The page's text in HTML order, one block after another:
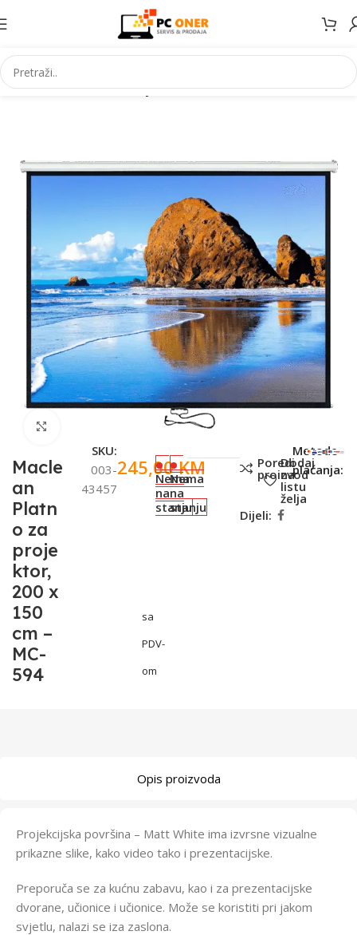
Početna Elektronika Projektori
Macle
an
Platn
o za
proje
ktor,
200 x
150
cm –
MC-
594
SKU:
003-
43457
245,00KM
sa
PDV-
om
Nema
na
stanju
Nema
na
stanju
Poredi
proizvod
Dodaj
na
listu
želja
Dijeli:
Metode
plaćanja:
Opis proizvoda
Projekcijska površina – Matt White ima izvrsne vizualne
prikazne slike, kako video tako i prezentacijske.
Preporuča se za kućnu zabavu, kao i za prezentacijske
dvorane, učionice i učionice. Može se koristiti pri jakom
svjetlu, nalazi se iza zaslona.